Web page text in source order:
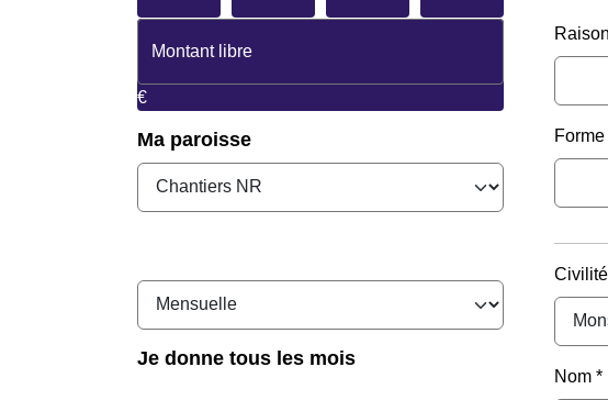
€
Ma paroisse
Je donne tous les mois
Civilité
Nom